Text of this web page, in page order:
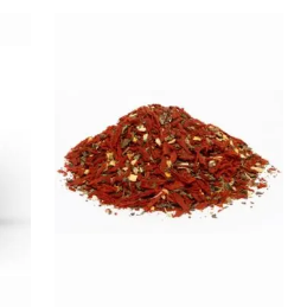
multiple
variants.
The
options
may